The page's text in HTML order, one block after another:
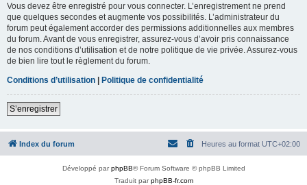
Vous devez être enregistré pour vous connecter. L’enregistrement ne prend
que quelques secondes et augmente vos possibilités. L’administrateur du
forum peut également accorder des permissions additionnelles aux membres
du forum. Avant de vous enregistrer, assurez-vous d’avoir pris connaissance
de nos conditions d’utilisation et de notre politique de vie privée. Assurez-vous
de bien lire tout le règlement du forum.
Conditions d’utilisation | Politique de confidentialité
S’enregistrer
Index du forum Heures au format UTC+02:00
Développé parphpBB® Forum Software © phpBB Limited
Traduit parphpBB-fr.com